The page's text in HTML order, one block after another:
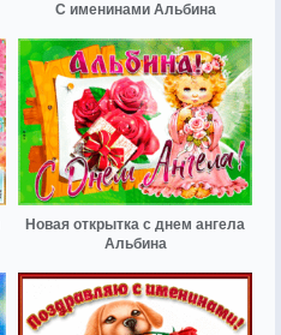
С именинами Альбина
Новая открытка с днем ангела
Альбина